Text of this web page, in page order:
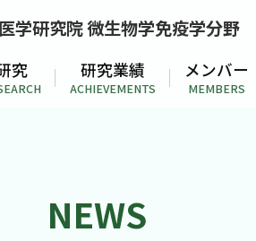
学研究院 微生物学免疫学分野
究 研究業績
ACHIEVEMENTS
メンバー
MEMBERS
NEWS